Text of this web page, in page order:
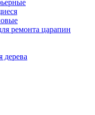
ремонта царапин
дерева